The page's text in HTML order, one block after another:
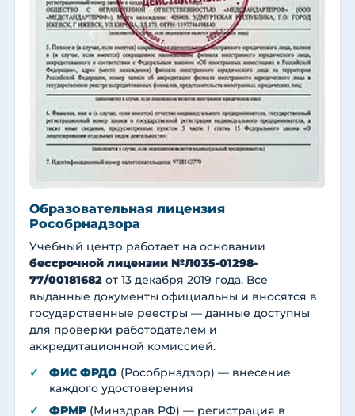
Образовательная лицензия
Рособрнадзора
Учебный центр работает на основании
бессрочной лицензии №Л035-01298-
77/00181682 от 13 декабря 2019 года. Все
выданные документы официальны и вносятся в
государственные реестры — данные доступны
для проверки работодателем и
аккредитационной комиссией.
ФИС ФРДО (Рособрнадзор) — внесение
каждого удостоверения
ФРМР (Минздрав РФ) — регистрация в